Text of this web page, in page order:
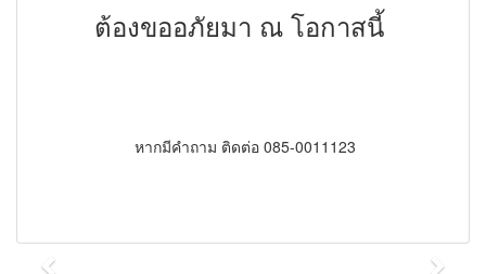
ต้องขออภัยมา ณ โอกาสนี้
หากมีคำถาม ติดต่อ 085-0011123